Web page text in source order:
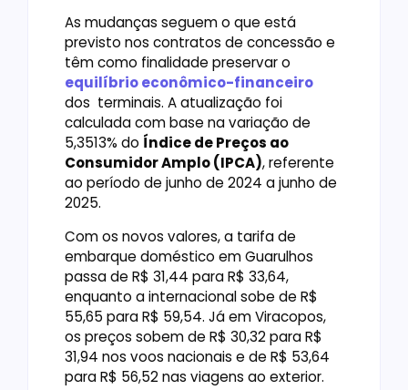
As mudanças seguem o que está
previsto nos contratos de concessão e
têm como finalidade preservar o
equilíbrio econômico-financeiro
dos terminais. A atualização foi
calculada com base na variação de
5,3513% do Índice de Preços ao
Consumidor Amplo (IPCA), referente
ao período de junho de 2024 a junho de
2025.
Com os novos valores, a tarifa de
embarque doméstico em Guarulhos
passa de R$ 31,44 para R$ 33,64,
enquanto a internacional sobe de R$
55,65 para R$ 59,54. Já em Viracopos,
os preços sobem de R$ 30,32 para R$
31,94 nos voos nacionais e de R$ 53,64
para R$ 56,52 nas viagens ao exterior.